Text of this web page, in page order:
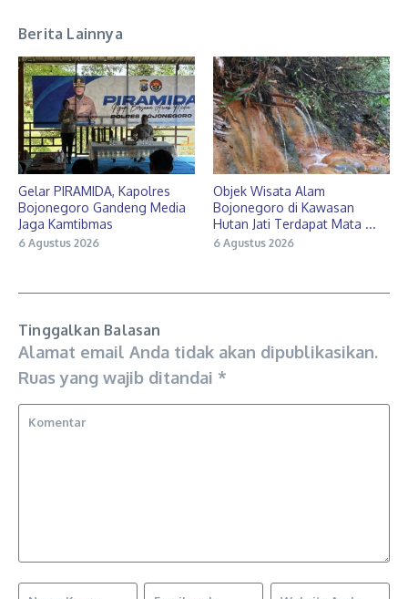
Berita Lainnya
Gelar PIRAMIDA, Kapolres
Bojonegoro Gandeng Media
Jaga Kamtibmas
6 Agustus 2026
Objek Wisata Alam
Bojonegoro di Kawasan
Hutan Jati Terdapat Mata ...
6 Agustus 2026
Tinggalkan Balasan
Alamat email Anda tidak akan dipublikasikan.
Ruas yang wajib ditandai *